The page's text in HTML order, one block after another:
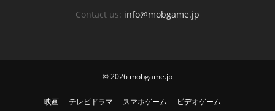
Contact us: info@mobgame.jp
© 2026 mobgame.jp
映画 テレビドラマ スマホゲーム ビデオゲーム